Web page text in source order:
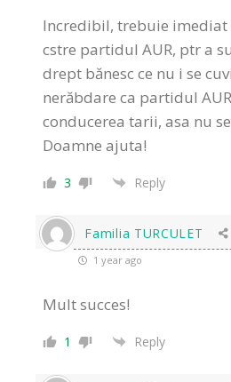
Incredibil, trebuie
cstre partidul AUR, ptr a
drept bănesc ce nu i se
nerăbdare ca partidul
conducerea tarii, asa nu
Doamne ajuta!
3 Reply
Familia TURCULET
1 year ago
Mult succes!
1 Reply